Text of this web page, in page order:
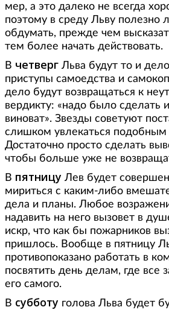
мер, а это далеко не всегда
поэтому в среду Льву полезно
обдумать, прежде чем
тем более начать действовать.
В четверг Льва будут то и
приступы самоедства и
дело будут возвращаться к
вердикту: «надо было сделать
виноват». Звезды советуют
слишком увлекаться
Достаточно просто сделать
чтобы больше уже не
В пятницу Лев будет
мириться с каким-либо
дела и планы. Любое
надавить на него вызовет в
искр, что как бы пожарников
пришлось. Вообще в пятницу
противопоказано работать в
посвятить день делам, где все
его самого.
В субботу голова Льва будет